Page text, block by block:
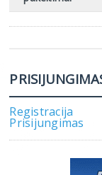
Registracija
Prisijungimas